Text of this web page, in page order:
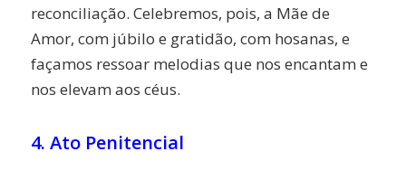
reconciliação. Celebremos, pois, a Mãe de
Amor, com júbilo e gratidão, com hosanas, e
façamos ressoar melodias que nos encantam e
nos elevam aos céus.
4. Ato Penitencial